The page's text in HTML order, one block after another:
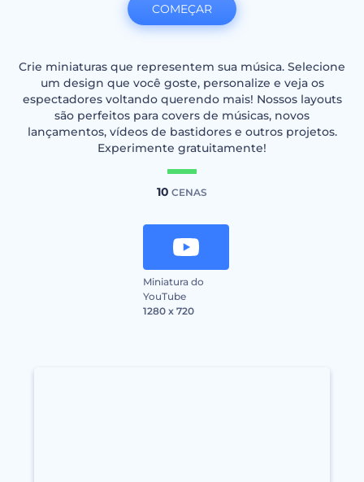
Crie miniaturas que representem sua música. Selecione
um design que você goste, personalize e veja os
espectadores voltando querendo mais! Nossos layouts
são perfeitos para covers de músicas, novos
lançamentos, vídeos de bastidores e outros projetos.
Experimente gratuitamente!
10 CENAS
Miniatura do
YouTube
1280 x 720
COMEÇAR